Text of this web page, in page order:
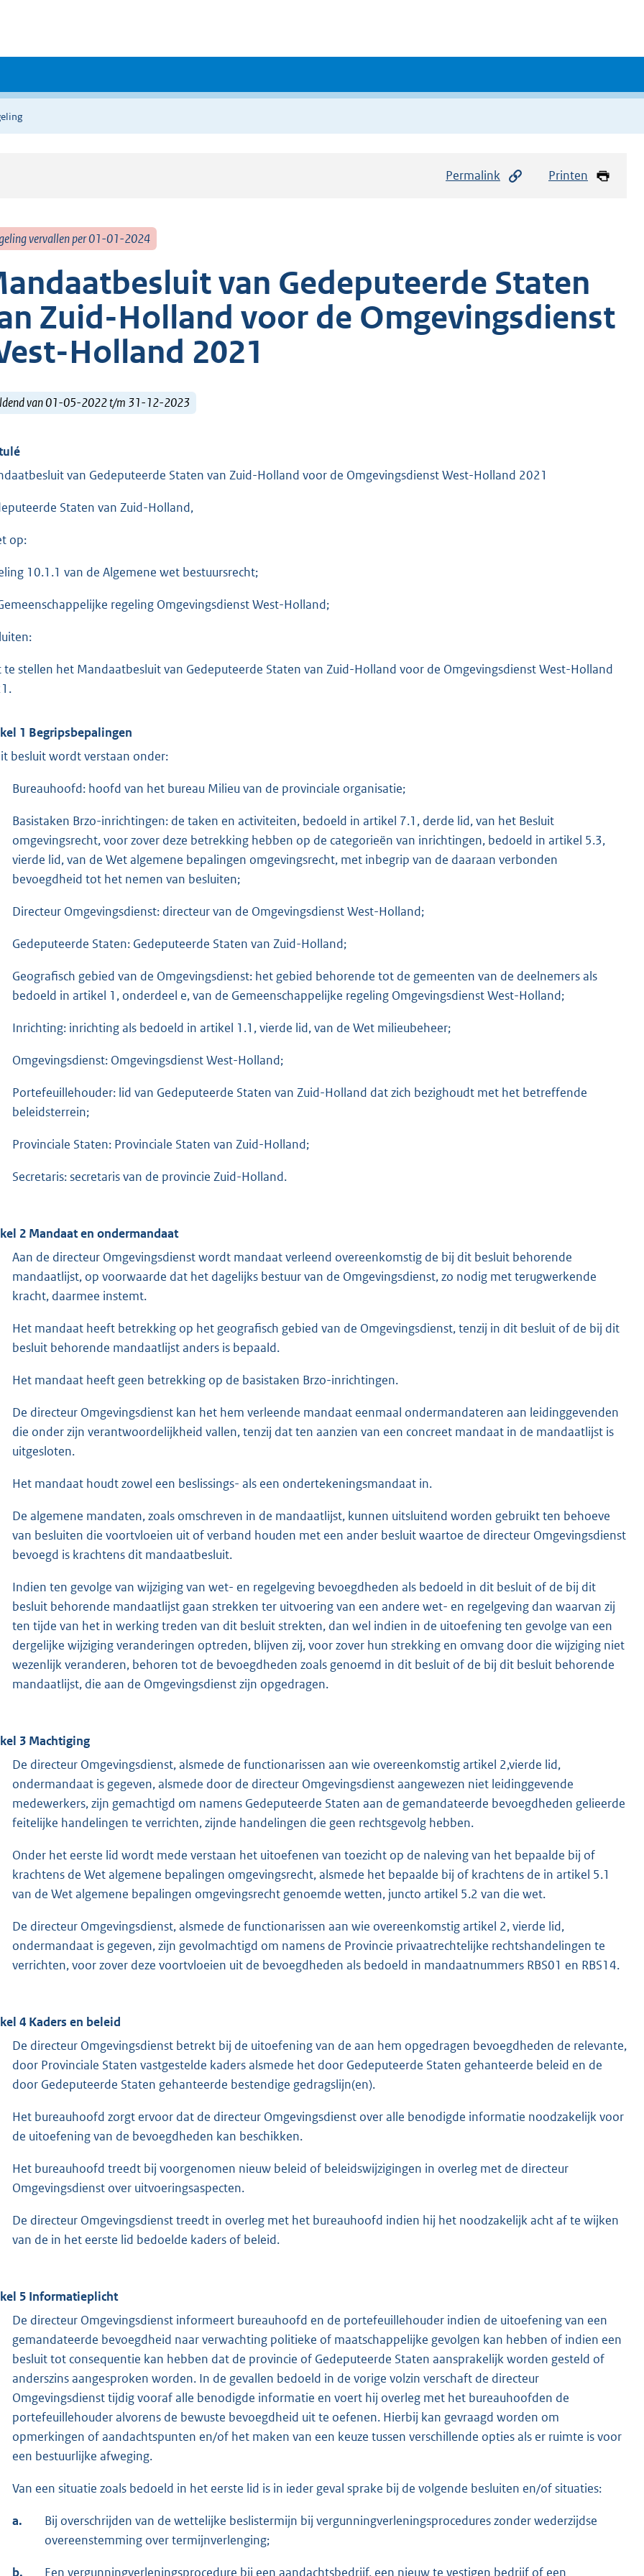
Permalink Printen
vervallen per 01-01-2024
van Gedeputeerde Staten
Zuid-Holland voor de Omgevingsdienst
Holland 2021
van 01-05-2022 t/m 31-12-2023
van Gedeputeerde Staten van Zuid-Holland voor de Omgevingsdienst West-Holland 2021
Staten van Zuid-Holland,
op:
10.1.1 van de Algemene wet bestuursrecht;
regeling Omgevingsdienst West-Holland;
te stellen het Mandaatbesluit van Gedeputeerde Staten van Zuid-Holland voor de Omgevingsdienst West-Holland
1 Begripsbepalingen
besluit wordt verstaan onder:
Bureauhoofd: hoofd van het bureau Milieu van de provinciale organisatie;
Basistaken Brzo-inrichtingen: de taken en activiteiten, bedoeld in artikel 7.1, derde lid, van het Besluit
omgevingsrecht, voor zover deze betrekking hebben op de categorieën van inrichtingen, bedoeld in artikel 5.3,
vierde lid, van de Wet algemene bepalingen omgevingsrecht, met inbegrip van de daaraan verbonden
bevoegdheid tot het nemen van besluiten;
Directeur Omgevingsdienst: directeur van de Omgevingsdienst West-Holland;
Gedeputeerde Staten: Gedeputeerde Staten van Zuid-Holland;
Geografisch gebied van de Omgevingsdienst: het gebied behorende tot de gemeenten van de deelnemers als
bedoeld in artikel 1, onderdeel e, van de Gemeenschappelijke regeling Omgevingsdienst West-Holland;
Inrichting: inrichting als bedoeld in artikel 1.1, vierde lid, van de Wet milieubeheer;
Omgevingsdienst: Omgevingsdienst West-Holland;
Portefeuillehouder: lid van Gedeputeerde Staten van Zuid-Holland dat zich bezighoudt met het betreffende
beleidsterrein;
Provinciale Staten: Provinciale Staten van Zuid-Holland;
Secretaris: secretaris van de provincie Zuid-Holland.
2 Mandaat en ondermandaat
Aan de directeur Omgevingsdienst wordt mandaat verleend overeenkomstig de bij dit besluit behorende
mandaatlijst, op voorwaarde dat het dagelijks bestuur van de Omgevingsdienst, zo nodig met terugwerkende
kracht, daarmee instemt.
Het mandaat heeft betrekking op het geografisch gebied van de Omgevingsdienst, tenzij in dit besluit of de bij dit
besluit behorende mandaatlijst anders is bepaald.
Het mandaat heeft geen betrekking op de basistaken Brzo-inrichtingen.
De directeur Omgevingsdienst kan het hem verleende mandaat eenmaal ondermandateren aan leidinggevenden
die onder zijn verantwoordelijkheid vallen, tenzij dat ten aanzien van een concreet mandaat in de mandaatlijst is
uitgesloten.
Het mandaat houdt zowel een beslissings- als een ondertekeningsmandaat in.
De algemene mandaten, zoals omschreven in de mandaatlijst, kunnen uitsluitend worden gebruikt ten behoeve
van besluiten die voortvloeien uit of verband houden met een ander besluit waartoe de directeur Omgevingsdienst
bevoegd is krachtens dit mandaatbesluit.
Indien ten gevolge van wijziging van wet- en regelgeving bevoegdheden als bedoeld in dit besluit of de bij dit
besluit behorende mandaatlijst gaan strekken ter uitvoering van een andere wet- en regelgeving dan waarvan zij
ten tijde van het in werking treden van dit besluit strekten, dan wel indien in de uitoefening ten gevolge van een
dergelijke wijziging veranderingen optreden, blijven zij, voor zover hun strekking en omvang door die wijziging niet
wezenlijk veranderen, behoren tot de bevoegdheden zoals genoemd in dit besluit of de bij dit besluit behorende
mandaatlijst, die aan de Omgevingsdienst zijn opgedragen.
3 Machtiging
De directeur Omgevingsdienst, alsmede de functionarissen aan wie overeenkomstig artikel 2,vierde lid,
ondermandaat is gegeven, alsmede door de directeur Omgevingsdienst aangewezen niet leidinggevende
medewerkers, zijn gemachtigd om namens Gedeputeerde Staten aan de gemandateerde bevoegdheden gelieerde
feitelijke handelingen te verrichten, zijnde handelingen die geen rechtsgevolg hebben.
Onder het eerste lid wordt mede verstaan het uitoefenen van toezicht op de naleving van het bepaalde bij of
krachtens de Wet algemene bepalingen omgevingsrecht, alsmede het bepaalde bij of krachtens de in artikel 5.1
van de Wet algemene bepalingen omgevingsrecht genoemde wetten, juncto artikel 5.2 van die wet.
De directeur Omgevingsdienst, alsmede de functionarissen aan wie overeenkomstig artikel 2, vierde lid,
ondermandaat is gegeven, zijn gevolmachtigd om namens de Provincie privaatrechtelijke rechtshandelingen te
verrichten, voor zover deze voortvloeien uit de bevoegdheden als bedoeld in mandaatnummers RBS01 en RBS14.
4 Kaders en beleid
De directeur Omgevingsdienst betrekt bij de uitoefening van de aan hem opgedragen bevoegdheden de relevante,
door Provinciale Staten vastgestelde kaders alsmede het door Gedeputeerde Staten gehanteerde beleid en de
door Gedeputeerde Staten gehanteerde bestendige gedragslijn(en).
Het bureauhoofd zorgt ervoor dat de directeur Omgevingsdienst over alle benodigde informatie noodzakelijk voor
de uitoefening van de bevoegdheden kan beschikken.
Het bureauhoofd treedt bij voorgenomen nieuw beleid of beleidswijzigingen in overleg met de directeur
Omgevingsdienst over uitvoeringsaspecten.
De directeur Omgevingsdienst treedt in overleg met het bureauhoofd indien hij het noodzakelijk acht af te wijken
van de in het eerste lid bedoelde kaders of beleid.
5 Informatieplicht
De directeur Omgevingsdienst informeert bureauhoofd en de portefeuillehouder indien de uitoefening van een
gemandateerde bevoegdheid naar verwachting politieke of maatschappelijke gevolgen kan hebben of indien een
besluit tot consequentie kan hebben dat de provincie of Gedeputeerde Staten aansprakelijk worden gesteld of
anderszins aangesproken worden. In de gevallen bedoeld in de vorige volzin verschaft de directeur
Omgevingsdienst tijdig vooraf alle benodigde informatie en voert hij overleg met het bureauhoofden de
portefeuillehouder alvorens de bewuste bevoegdheid uit te oefenen. Hierbij kan gevraagd worden om
opmerkingen of aandachtspunten en/of het maken van een keuze tussen verschillende opties als er ruimte is voor
een bestuurlijke afweging.
Van een situatie zoals bedoeld in het eerste lid is in ieder geval sprake bij de volgende besluiten en/of situaties:
a.
Bij overschrijden van de wettelijke beslistermijn bij vergunningverleningsprocedures zonder wederzijdse
overeenstemming over termijnverlenging;
b. Een vergunningverleningsprocedure bij een aandachtsbedrijf, een nieuw te vestigen bedrijf of een